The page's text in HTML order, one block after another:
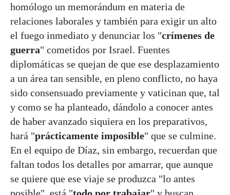
homólogo un memorándum en materia de
relaciones laborales y también para exigir un alto
el fuego inmediato y denunciar los "crímenes de
guerra" cometidos por Israel. Fuentes
diplomáticas se quejan de que ese desplazamiento
a un área tan sensible, en pleno conflicto, no haya
sido consensuado previamente y vaticinan que, tal
y como se ha planteado, dándolo a conocer antes
de haber avanzado siquiera en los preparativos,
hará "prácticamente imposible" que se culmine.
En el equipo de Díaz, sin embargo, recuerdan que
faltan todos los detalles por amarrar, que aunque
se quiere que ese viaje se produzca "lo antes
posible", está "todo por trabajar" y buscan